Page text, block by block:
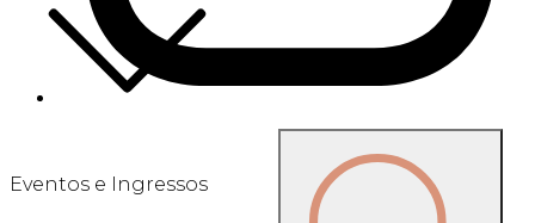
Eventos e Ingressos